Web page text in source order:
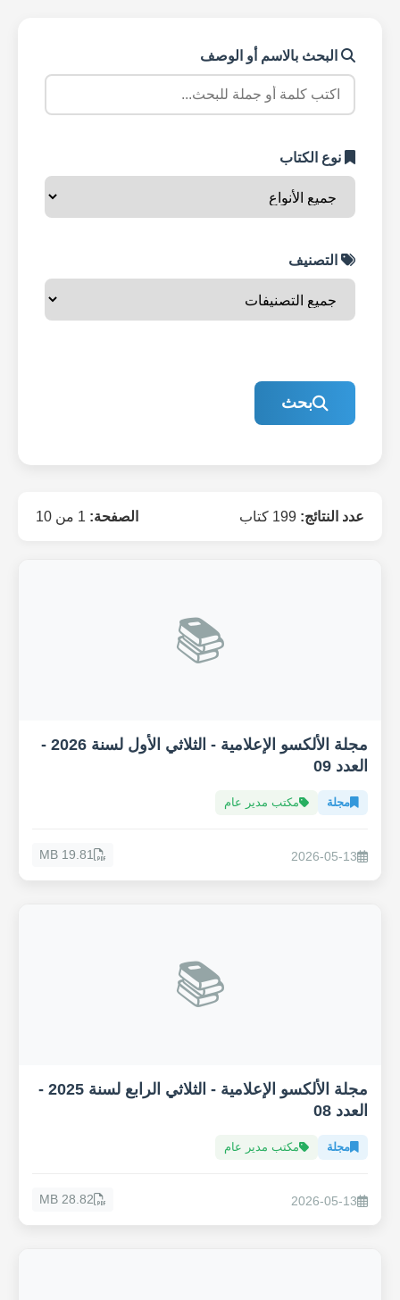
البحث بالاسم أو الوصف
نوع الكتاب
التصنيف
بحث
عدد النتائج: الصفحة:
📚
مجلة الألكسو الإعلامية - الثلاثي الأول لسنة 2026 -
العدد 09
مجلة مكتب مدير عام
2026-05-13
19.81 MB
📚
مجلة الألكسو الإعلامية - الثلاثي الرابع لسنة 2025 -
العدد 08
مجلة مكتب مدير عام
2026-05-13
28.82 MB